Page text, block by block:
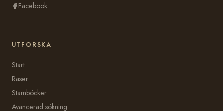
Facebook
UTFORSKA
Start
Raser
Stamböcker
Avancerad sökning